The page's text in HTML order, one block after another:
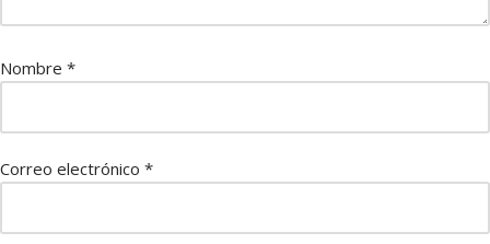
Nombre *
Correo electrónico *